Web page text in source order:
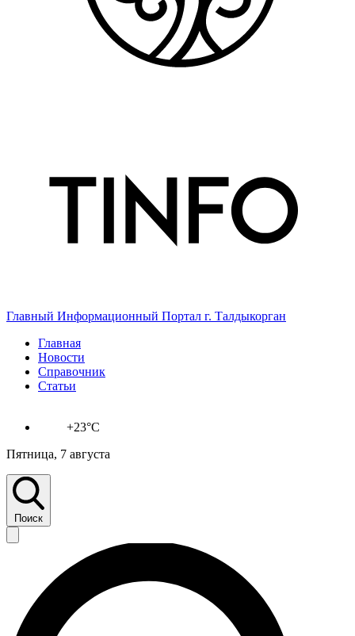
Главный Информационный Портал г. Талдыкорган
Главная
Новости
Справочник
Статьи
+23°C
Пятница, 7 августа
Поиск